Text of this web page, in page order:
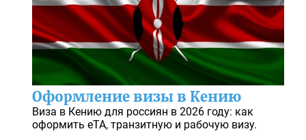
Оформление визы в Кению
Виза в Кению для россиян в 2026 году: как
оформить eTA, транзитную и рабочую визу.